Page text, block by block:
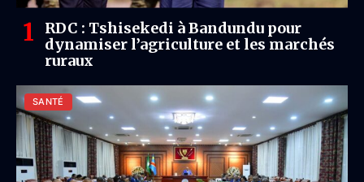
RDC : Tshisekedi à Bandundu pour
dynamiser l’agriculture et les marchés
ruraux
SANTÉ